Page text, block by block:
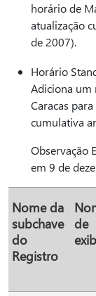
horário de
atualização
de 2007).
Horário
Adiciona um
Caracas
cumulativa
Observação
em 9 de
Nome da
subchave
do
Registro
de